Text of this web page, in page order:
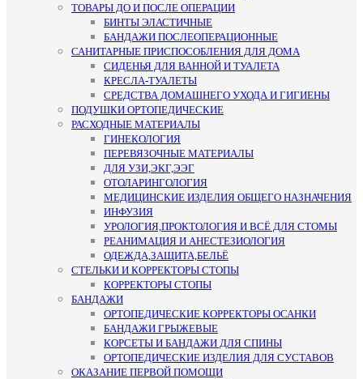
ТОВАРЫ ДО И ПОСЛЕ ОПЕРАЦИИ
БИНТЫ ЭЛАСТИЧНЫЕ
БАНДАЖИ ПОСЛЕОПЕРАЦИОННЫЕ
САНИТАРНЫЕ ПРИСПОСОБЛЕНИЯ ДЛЯ ДОМА
СИДЕНЬЯ ДЛЯ ВАННОЙ И ТУАЛЕТА
КРЕСЛА-ТУАЛЕТЫ
СРЕДСТВА ДОМАШНЕГО УХОДА И ГИГИЕНЫ
ПОДУШКИ ОРТОПЕДИЧЕСКИЕ
РАСХОДНЫЕ МАТЕРИАЛЫ
ГИНЕКОЛОГИЯ
ПЕРЕВЯЗОЧНЫЕ МАТЕРИАЛЫ
ДЛЯ УЗИ,ЭКГ,ЭЭГ
ОТОЛАРИНГОЛОГИЯ
МЕДИЦИНСКИЕ ИЗДЕЛИЯ ОБЩЕГО НАЗНАЧЕНИЯ
ИНФУЗИЯ
УРОЛОГИЯ,ПРОКТОЛОГИЯ И ВСЁ ДЛЯ СТОМЫ
РЕАНИМАЦИЯ И АНЕСТЕЗИОЛОГИЯ
ОДЕЖДА,ЗАЩИТА,БЕЛЬЁ
СТЕЛЬКИ И КОРРЕКТОРЫ СТОПЫ
КОРРЕКТОРЫ СТОПЫ
БАНДАЖИ
ОРТОПЕДИЧЕСКИЕ КОРРЕКТОРЫ ОСАНКИ
БАНДАЖИ ГРЫЖЕВЫЕ
КОРСЕТЫ И БАНДАЖИ ДЛЯ СПИНЫ
ОРТОПЕДИЧЕСКИЕ ИЗДЕЛИЯ ДЛЯ СУСТАВОВ
ОКАЗАНИЕ ПЕРВОЙ ПОМОЩИ